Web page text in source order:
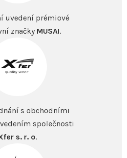
uvedení prémiové
značky MUSAI.
s obchodními
společnosti
s. r. o.